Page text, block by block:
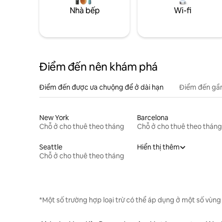
Nhà bếp Wi-fi
Điểm đến nên khám phá
Điểm đến được ưa chuộng để ở dài hạn Điểm đến
New York
Chỗ ở cho thuê theo tháng
Barcelona
Chỗ ở cho thuê theo tháng
Seattle
Chỗ ở cho thuê theo tháng
Hiển thị thêm
*Một số trường hợp loại trừ có thể áp dụng ở một số